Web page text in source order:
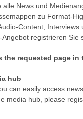
alle News und
zu Format-
Content,
registrieren Sie
the requested page in
hub
can easily access
media hub, please